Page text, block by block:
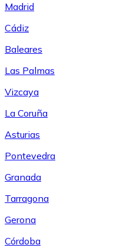
Madrid
Cádiz
Baleares
Las Palmas
Vizcaya
La Coruña
Asturias
Pontevedra
Granada
Tarragona
Gerona
Córdoba